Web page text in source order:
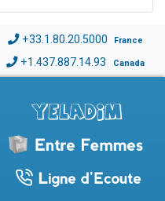
+33.1.80.20.5000 France
+1.437.887.14.93 Canada